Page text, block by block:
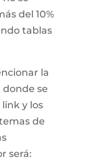
del 10%
tablas
la
se
y los
de
será: